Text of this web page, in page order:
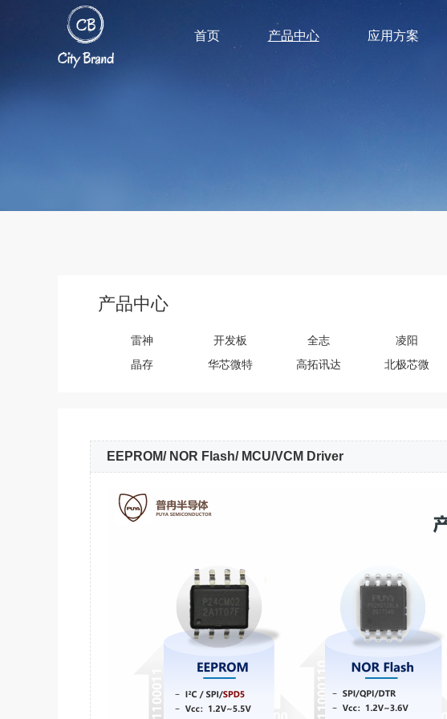
首页 产品中心 应用方案
产品中心
雷神 开发板 全志 凌阳
晶存
华芯微特 高拓讯达 北极芯微
EEPROM/ NOR Flash/ MCU/VCM Driver